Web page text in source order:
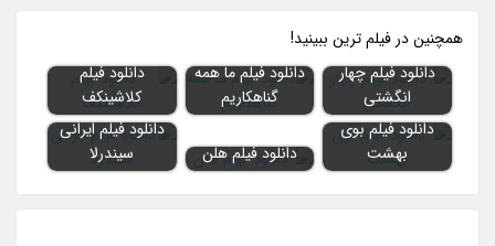
همچنين در فيلم ترين ببينيد!
دانلود فیلم چهار
انگشتی
دانلود فیلم ما همه
گناهکاریم
دانلود فیلم
کلاشینکف
دانلود فیلم بوی
بهشت
دانلود فیلم هلن
دانلود فیلم ایرانی
سیندرلا